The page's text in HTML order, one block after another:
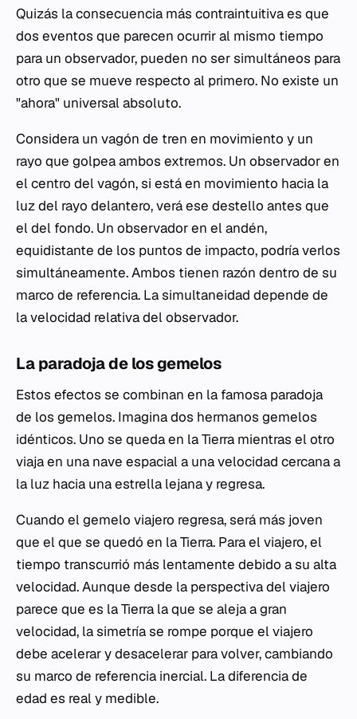
Quizás la consecuencia más contraintuitiva es que
dos eventos que parecen ocurrir al mismo tiempo
para un observador, pueden no ser simultáneos para
otro que se mueve respecto al primero. No existe un
"ahora" universal absoluto.
Considera un vagón de tren en movimiento y un
rayo que golpea ambos extremos. Un observador en
el centro del vagón, si está en movimiento hacia la
luz del rayo delantero, verá ese destello antes que
el del fondo. Un observador en el andén,
equidistante de los puntos de impacto, podría verlos
simultáneamente. Ambos tienen razón dentro de su
marco de referencia. La simultaneidad depende de
la velocidad relativa del observador.
La paradoja de los gemelos
Estos efectos se combinan en la famosa paradoja
de los gemelos. Imagina dos hermanos gemelos
idénticos. Uno se queda en la Tierra mientras el otro
viaja en una nave espacial a una velocidad cercana a
la luz hacia una estrella lejana y regresa.
Cuando el gemelo viajero regresa, será más joven
que el que se quedó en la Tierra. Para el viajero, el
tiempo transcurrió más lentamente debido a su alta
velocidad. Aunque desde la perspectiva del viajero
parece que es la Tierra la que se aleja a gran
velocidad, la simetría se rompe porque el viajero
debe acelerar y desacelerar para volver, cambiando
su marco de referencia inercial. La diferencia de
edad es real y medible.